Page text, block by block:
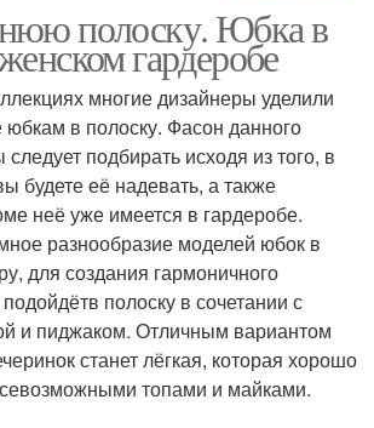
полоску. Юбка в
гардеробе
многие дизайнеры уделили
в полоску. Фасон данного
подбирать исходя из того, в
будете её надевать, а также
неё уже имеется в гардеробе.
разнообразие моделей юбок в
для создания гармоничного
полоску в сочетании с
и пиджаком. Отличным вариантом
станет лёгкая, которая хорошо
топами и майками.